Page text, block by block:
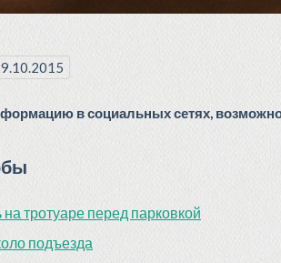
в социальных сетях,
тротуаре перед парковкой
подъезда